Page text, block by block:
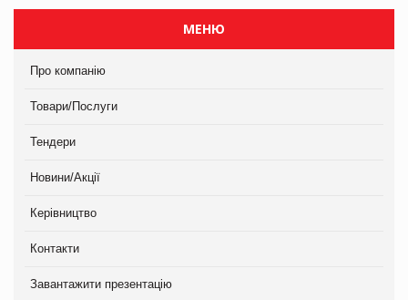
МЕНЮ
Про компанію
Товари/Послуги
Тендери
Новини/Акції
Керівництво
Контакти
Завантажити презентацію